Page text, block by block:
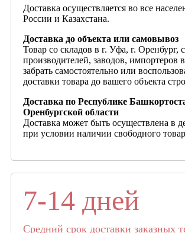
Доставка осуществляется во все
России и Казахстана.
Доставка до объекта или самовывоз
Товар со складов в г. Уфа, г. Оренбург,
производителей, заводов, импортеров
забрать самостоятельно или
доставки товара до вашего объекта
Доставка по Республике
Оренбургской области
Доставка может быть осуществлена в
при условии наличии свободного
7-14 дней
Средний срок доставки заказных